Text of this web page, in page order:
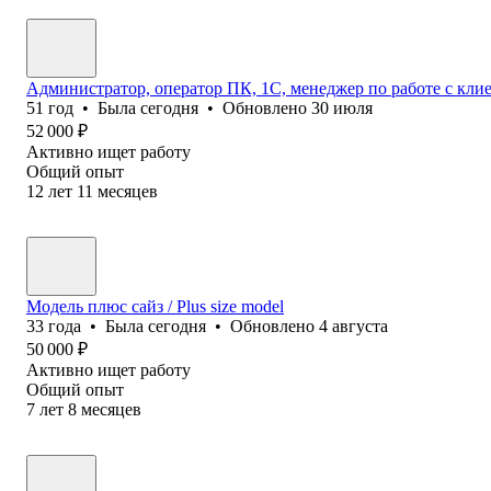
Администратор, оператор ПК, 1С, менеджер по работе с
51 год • Была сегодня • Обновлено 30 июля
52 000 ₽
Активно ищет работу
Общий опыт
12 лет 11 месяцев
Модель плюс сайз / Plus size model
33 года • Была сегодня • Обновлено 4 августа
50 000 ₽
Активно ищет работу
Общий опыт
7 лет 8 месяцев